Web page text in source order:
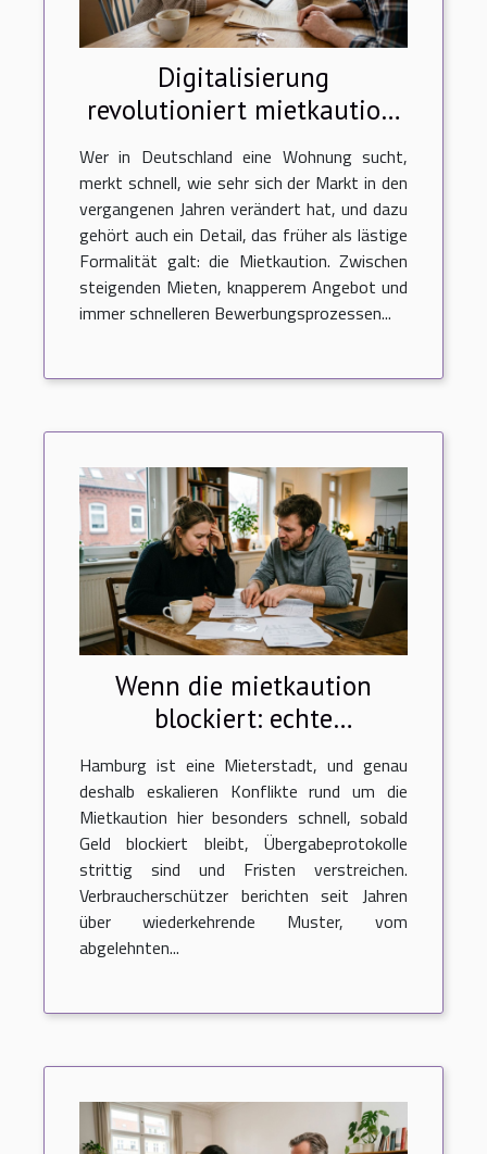
Digitalisierung
revolutioniert mietkaution:
starke trends auf dem
deutschen wohnungsmarkt
Wer in Deutschland eine Wohnung sucht,
merkt schnell, wie sehr sich der Markt in den
vergangenen Jahren verändert hat, und dazu
gehört auch ein Detail, das früher als lästige
Formalität galt: die Mietkaution. Zwischen
steigenden Mieten, knapperem Angebot und
immer schnelleren Bewerbungsprozessen...
Wenn die mietkaution
blockiert: echte
erzählungen von
mieterstreit in hamburg
Hamburg ist eine Mieterstadt, und genau
deshalb eskalieren Konflikte rund um die
Mietkaution hier besonders schnell, sobald
Geld blockiert bleibt, Übergabeprotokolle
strittig sind und Fristen verstreichen.
Verbraucherschützer berichten seit Jahren
über wiederkehrende Muster, vom
abgelehnten...